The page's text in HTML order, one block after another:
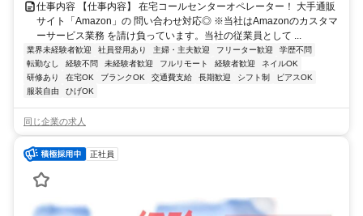
仕事内容 【仕事内容】 在宅コールセンターオペレーター！ 大手通販
サイト「Amazon」の 問い合わせ対応◎ ※当社はAmazonのカスタマ
ーサービス業務 を請け負っています。当社の従業員として ...
業界未経験者歓迎 社員登用あり 主婦・主夫歓迎 フリーター歓迎
学歴不問
転勤なし
経験不問 未経験者歓迎 フルリモート 経験者歓迎
ネイルOK
研修あり
在宅OK ブランクOK 交通費支給 長期歓迎 シフト制
ピアスOK
服装自由
ひげOK
同じ企業の求人
正社員